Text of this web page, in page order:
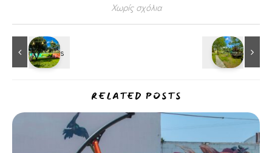
Χωρίς σχόλια
RELATED POSTS